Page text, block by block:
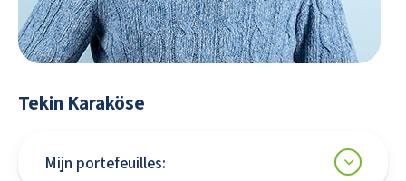
Tekin Karaköse
Mijn portefeuilles: